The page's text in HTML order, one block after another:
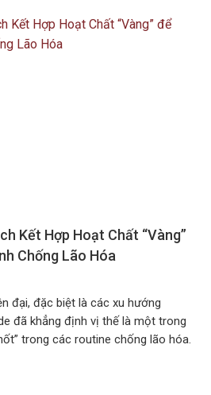
Kết Hợp Hoạt Chất “Vàng”
Chống Lão Hóa
đại, đặc biệt là các xu hướng
đã khẳng định vị thế là một trong
trong các routine chống lão hóa.